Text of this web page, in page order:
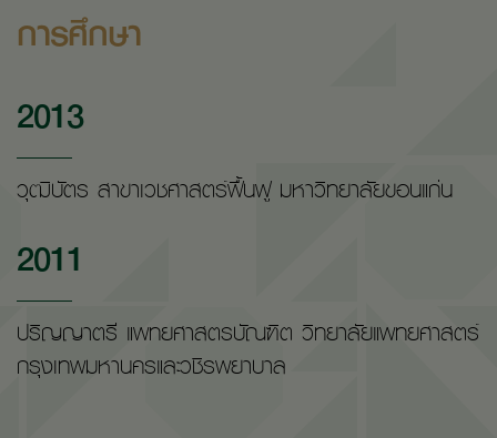
การศึกษา
2013
วุฒิบัตร สาขาเวชศาสตร์ฟื้นฟู มหาวิทยาลัยขอนแก่น
2011
ปริญญาตรี แพทยศาสตรบัณฑิต วิทยาลัยแพทยศาสตร์
กรุงเทพมหานครและวชิรพยาบาล